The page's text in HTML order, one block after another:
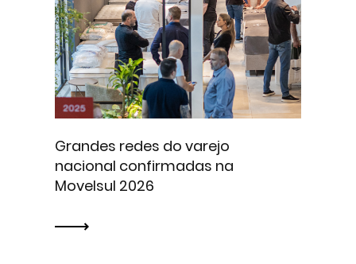
Grandes redes do varejo
nacional confirmadas na
Movelsul 2026